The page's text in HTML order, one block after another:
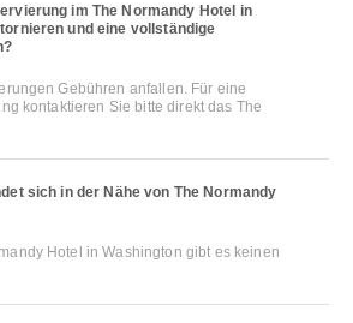
im The Normandy Hotel in
und eine vollständige
Gebühren anfallen. Für eine
kontaktieren Sie bitte direkt das The
sich in der Nähe von The Normandy
Hotel in Washington gibt es keinen